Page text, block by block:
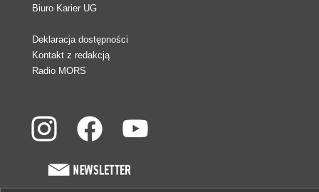
Biuro Karier UG
Deklaracja dostępności
Kontakt z redakcją
Radio MORS